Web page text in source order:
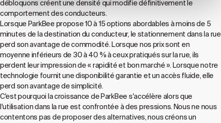
débloquons créent une densité qui modifie définitivement le
comportement des conducteurs.
Lorsque ParkBee propose 10 à 15 options abordables à moins de 5
minutes de la destination du conducteur, le stationnement dans la rue
perd son avantage de commodité. Lorsque nos prix sont en
moyenne inférieurs de 30 à 40 % à ceux pratiqués sur la rue, ils
perdent leur impression de « rapidité et bon marché ». Lorsque notre
technologie fournit une disponibilité garantie et un accès fluide, elle
perd son avantage de simplicité.
C'est pourquoi la croissance de ParkBee s'accélère alors que
l'utilisation dans la rue est confrontée à des pressions. Nous ne nous
contentons pas de proposer des alternatives, nous créons un